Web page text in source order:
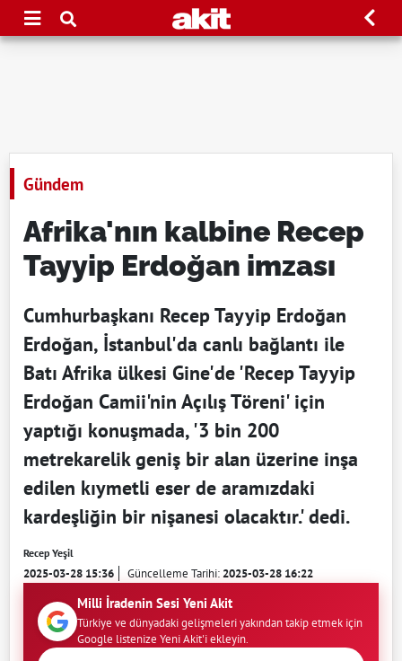
Gündem
Afrika'nın kalbine Recep
Tayyip Erdoğan imzası
Cumhurbaşkanı Recep Tayyip Erdoğan
Erdoğan, İstanbul'da canlı bağlantı ile
Batı Afrika ülkesi Gine'de 'Recep Tayyip
Erdoğan Camii'nin Açılış Töreni' için
yaptığı konuşmada, '3 bin 200
metrekarelik geniş bir alan üzerine inşa
edilen kıymetli eser de aramızdaki
kardeşliğin bir nişanesi olacaktır.' dedi.
Recep Yeşil
2025-03-28 15:36 Güncelleme Tarihi:2025-03-28 16:22
Milli İradenin Sesi Yeni Akit
Türkiye ve dünyadaki gelişmeleri yakından takip etmek için
Google listenize Yeni Akit'i ekleyin.